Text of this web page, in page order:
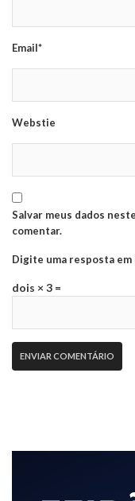
Email*
Webstie
Salvar meus dados
comentar.
Digite uma resposta em
dois × 3 =